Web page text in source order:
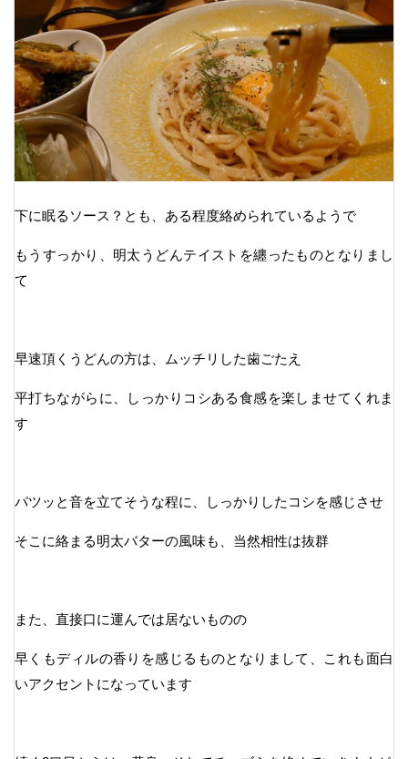
下に眠るソース？とも、ある程度絡められているようで
もうすっかり、明太うどんテイストを纏ったものとなりまし
て
早速頂くうどんの方は、ムッチリした歯ごたえ
平打ちながらに、しっかりコシある食感を楽しませてくれま
す
パツッと音を立てそうな程に、しっかりしたコシを感じさせ
そこに絡まる明太バターの風味も、当然相性は抜群
また、直接口に運んでは居ないものの
早くもディルの香りを感じるものとなりまして、これも面白
いアクセントになっています